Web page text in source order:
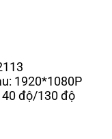
1920*1080P
độ/130 độ